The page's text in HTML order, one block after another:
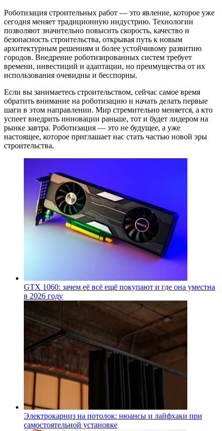
Роботизация строительных работ — это явление, которое уже
сегодня меняет традиционную индустрию. Технологии
позволяют значительно повысить скорость, качество и
безопасность строительства, открывая путь к новым
архитектурным решениям и более устойчивому развитию
городов. Внедрение роботизированных систем требует
времени, инвестиций и адаптации, но преимущества от их
использования очевидны и бесспорны.
Если вы занимаетесь строительством, сейчас самое время
обратить внимание на роботизацию и начать делать первые
шаги в этом направлении. Мир стремительно меняется, а кто
успеет внедрить инновации раньше, тот и будет лидером на
рынке завтра. Роботизация — это не будущее, а уже
настоящее, которое приглашает нас стать частью новой эры
строительства.
GTX 1060: зачем её всё ещё покупают и где она уместна
в 2026 году
Электрокарниз на потолок: нюансы и лайфхаки при
самостоятельной установке